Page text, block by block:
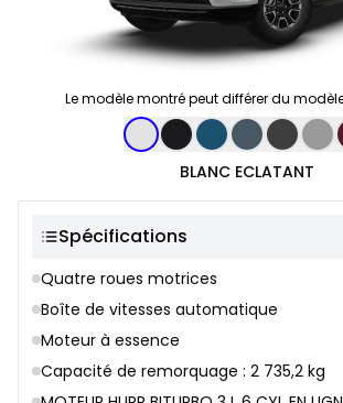
Le modèle montré peut différer du
Sélection de couleur
BLANC ECLATANT
Spécifications
Quatre roues motrices
Boîte de vitesses automatique
Moteur à essence
Capacité de remorquage : 2 735,2 kg